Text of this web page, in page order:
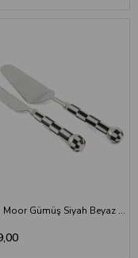
Mikasa Moor Gümüş Siyah Beyaz Kek Servis Seti 29 cm